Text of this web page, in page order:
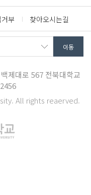
부 찾아오시는길
제대로 567 전북대학교
All rights reaerved.